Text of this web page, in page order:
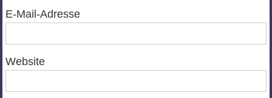
E-Mail-Adresse
Website